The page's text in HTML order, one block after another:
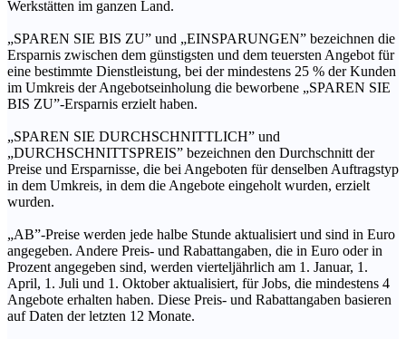
Werkstätten im ganzen Land.
„SPAREN SIE BIS ZU” und „EINSPARUNGEN” bezeichnen die
Ersparnis zwischen dem günstigsten und dem teuersten Angebot für
eine bestimmte Dienstleistung, bei der mindestens 25 % der Kunden
im Umkreis der Angebotseinholung die beworbene „SPAREN SIE
BIS ZU”-Ersparnis erzielt haben.
„SPAREN SIE DURCHSCHNITTLICH” und
„DURCHSCHNITTSPREIS” bezeichnen den Durchschnitt der
Preise und Ersparnisse, die bei Angeboten für denselben Auftragstyp
in dem Umkreis, in dem die Angebote eingeholt wurden, erzielt
wurden.
„AB”-Preise werden jede halbe Stunde aktualisiert und sind in Euro
angegeben. Andere Preis- und Rabattangaben, die in Euro oder in
Prozent angegeben sind, werden vierteljährlich am 1. Januar, 1.
April, 1. Juli und 1. Oktober aktualisiert, für Jobs, die mindestens 4
Angebote erhalten haben. Diese Preis- und Rabattangaben basieren
auf Daten der letzten 12 Monate.